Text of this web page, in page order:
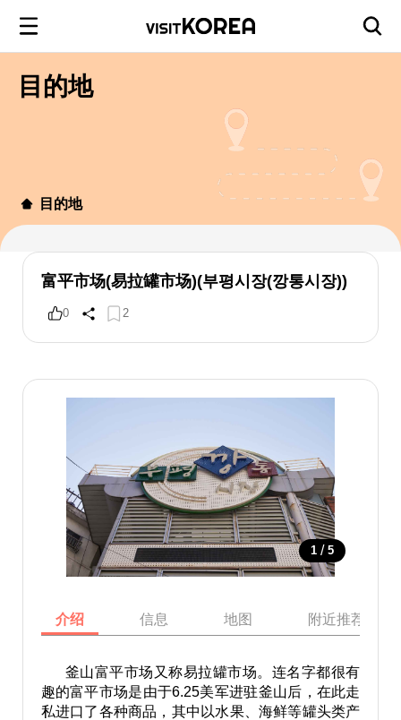
目的地
目的地
富平市场(易拉罐市场)(부평시장(깡통시장))
0 2
1 / 5
介绍 信息 地图 附近推荐景点
釜山富平市场又称易拉罐市场。连名字都很有
趣的富平市场是由于6.25美军进驻釜山后，在此走
私进口了各种商品，其中以水果、海鲜等罐头类产